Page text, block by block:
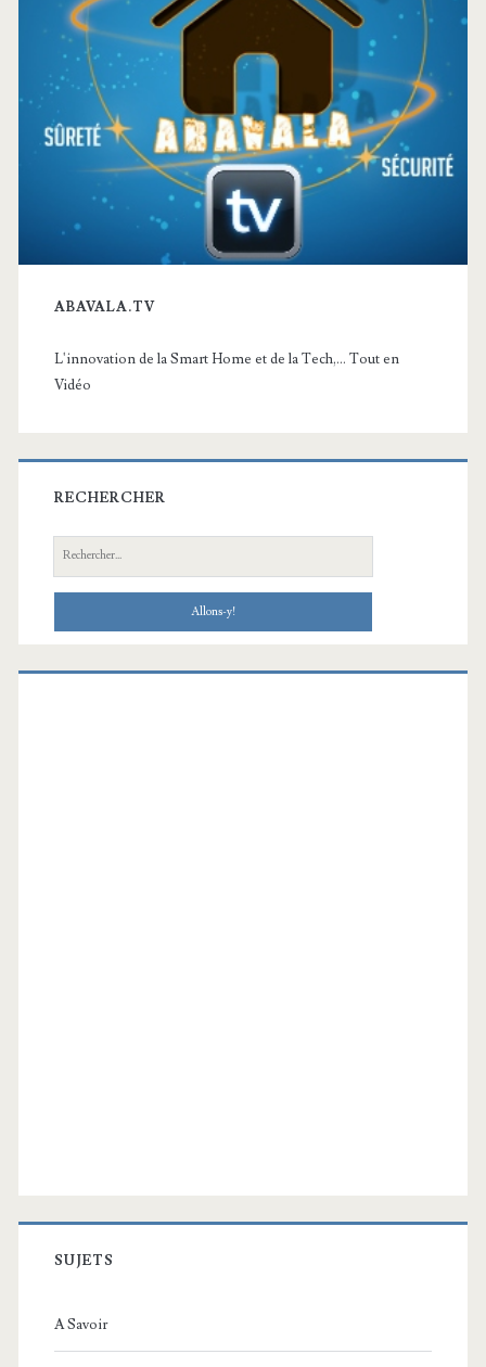
ABAVALA.TV
L'innovation de la Smart Home et de la Tech,... Tout en
Vidéo
RECHERCHER
Recherche:
SUJETS
A Savoir